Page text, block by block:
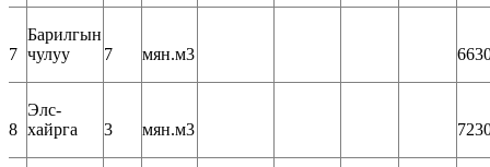
7
Барилгын
чулуу
7 мян.м3
8
Элс-
хайрга
3 мян.м3